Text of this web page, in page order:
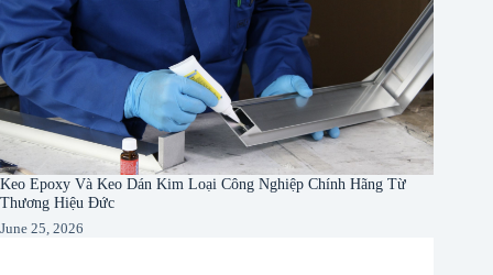
Keo Epoxy Và Keo Dán Kim Loại Công Nghiệp Chính Hãng Từ
Thương Hiệu Đức
June 25, 2026